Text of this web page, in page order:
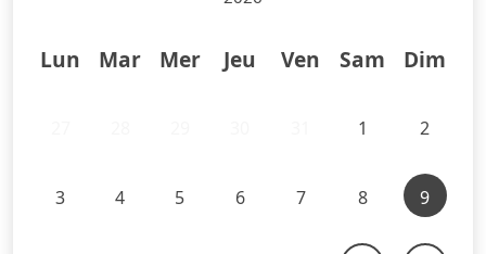
Lun Mar Mer Jeu Ven Sam Dim
1 2
3 4 5 6 7 8 9